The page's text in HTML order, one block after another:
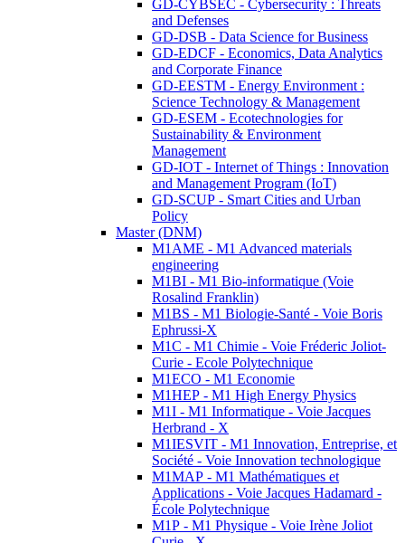
GD-CYBSEC - Cybersecurity : Threats
and Defenses
GD-DSB - Data Science for Business
GD-EDCF - Economics, Data Analytics
and Corporate Finance
GD-EESTM - Energy Environment :
Science Technology & Management
GD-ESEM - Ecotechnologies for
Sustainability & Environment
Management
GD-IOT - Internet of Things : Innovation
and Management Program (IoT)
GD-SCUP - Smart Cities and Urban
Policy
Master (DNM)
M1AME - M1 Advanced materials
engineering
M1BI - M1 Bio-informatique (Voie
Rosalind Franklin)
M1BS - M1 Biologie-Santé - Voie Boris
Ephrussi-X
M1C - M1 Chimie - Voie Fréderic Joliot-
Curie - Ecole Polytechnique
M1ECO - M1 Economie
M1HEP - M1 High Energy Physics
M1I - M1 Informatique - Voie Jacques
Herbrand - X
M1IESVIT - M1 Innovation, Entreprise, et
Société - Voie Innovation technologique
M1MAP - M1 Mathématiques et
Applications - Voie Jacques Hadamard -
École Polytechnique
M1P - M1 Physique - Voie Irène Joliot